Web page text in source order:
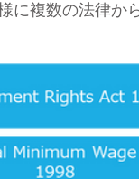
に複数の法律か